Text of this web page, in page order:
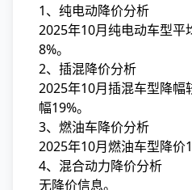
1、纯电动降价分析
2025年10月纯电动车型平
8%。
2、插混降价分析
2025年10月插混车型降幅
幅19%。
3、燃油车降价分析
2025年10月燃油车型降价
4、混合动力降价分析
无降价信息。